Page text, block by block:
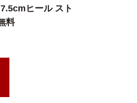
ヒール スト
料